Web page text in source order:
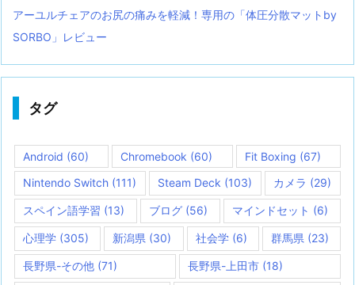
アーユルチェアのお尻の痛みを軽減！専用の「体圧分散マットby
SORBO」レビュー
タグ
Android (60) Chromebook (60) Fit Boxing (67)
Nintendo Switch (111) Steam Deck (103) カメラ (29)
スペイン語学習 (13) ブログ (56) マインドセット (6)
心理学 (305) 新潟県 (30) 社会学(6) 群馬県 (23)
長野県-その他 (71) 長野県-上田市(18)